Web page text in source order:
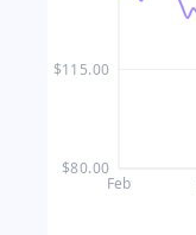
$80.00
$115.00
Feb